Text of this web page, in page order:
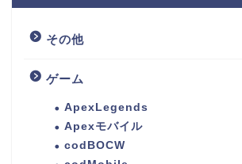
その他
ゲーム
ApexLegends
Apexモバイル
codBOCW